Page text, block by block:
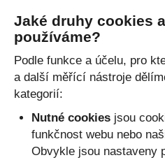
Jaké druhy cookies
používáme?
Podle funkce a účelu, pro
a další měřící nástroje
kategorií:
Nutné cookies jsou
funkčnost webu nebo
Obvykle jsou nastaveny